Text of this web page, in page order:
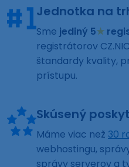
Jednotka na
Sme jediný 5★
registrátorov
štandardy kvality,
prístupu.
Skúsený
Máme viac než 30
webhostingu,
správy serverov a